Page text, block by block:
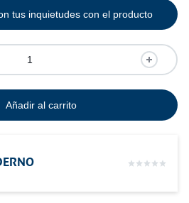
Añadir al carrito
tus inquietudes con el producto